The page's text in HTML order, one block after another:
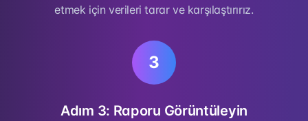
etmek için verileri tarar ve karşılaştırırız.
3
Adım 3: Raporu Görüntüleyin